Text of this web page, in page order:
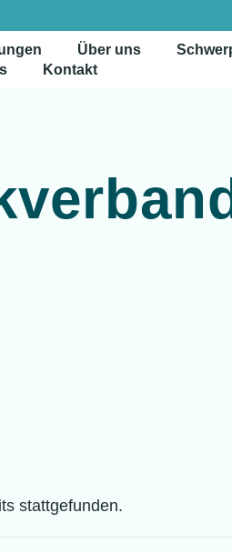
Über uns
Kontakt
stattgefunden.